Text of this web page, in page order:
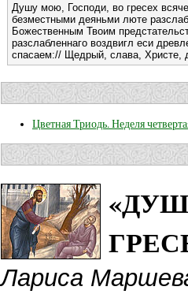
Душу мою, Господи, во гресех
безместными деяньми люте
Божественным Твоим
разслабленнаго воздвигл еси
спасаем:// Щедрый, слава, Христе,
Цветная Триодь. Неделя
Лариса